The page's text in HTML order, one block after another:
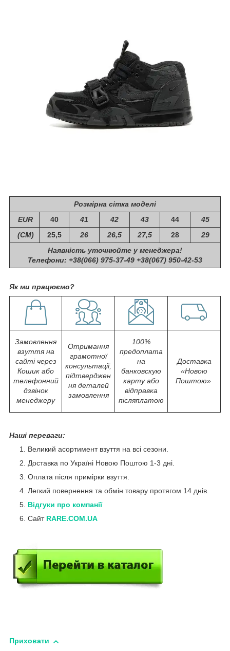
Розмірна сітка моделі
EUR
40 41 42 43 44
45
(СМ)
25,5 26 26,5 27,5 28
29
Наявність уточнюйте у менеджера!
Телефони: +38(066) 975-37-49 +38(067) 950-42-53
Як ми працюємо?
Замовлення
взуття на
сайті через
Кошик або
телефонний
дзвінок
менеджеру
Отримання
грамотної
консультації,
підтверджен
ня деталей
замовлення
100%
предоплата
на
банковскую
карту або
відправка
післяплатою
Доставка
«Новою
Поштою»
Наші переваги:
Великий асортимент взуття на всі сезони.
Доставка по Україні Новою Поштою 1-3 дні.
Оплата після примірки взуття.
Легкий повернення та обмін товару протягом 14 днів.
Відгуки про компанії
Сайт RARE.COM.UA
Приховати